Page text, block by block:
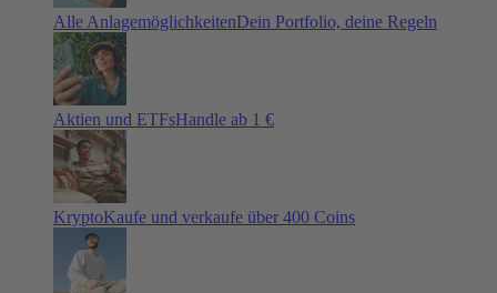
Alle AnlagemöglichkeitenDein Portfolio, deine Regeln
Aktien und ETFsHandle ab 1 €
KryptoKaufe und verkaufe über 400 Coins